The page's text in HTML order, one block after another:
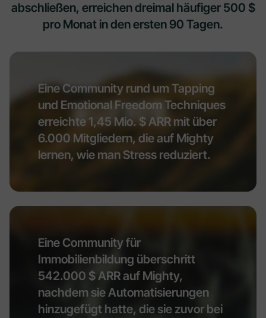
abschließen, erreichen dreimal häufiger 500 $
pro Monat in den ersten 90 Tagen.
Eine Community rund um Tapping
und Emotional Freedom Techniques
erreichte 1,45 Mio. $ ARR mit über
6.000 Mitgliedern, die auf Mighty
lernen, wie man Stress reduziert.
Eine Community für
Immobilienbildung überschritt
542.000 $ ARR auf Mighty,
nachdem sie Automatisierungen
hinzugefügt hatte, die sie zuvor bei